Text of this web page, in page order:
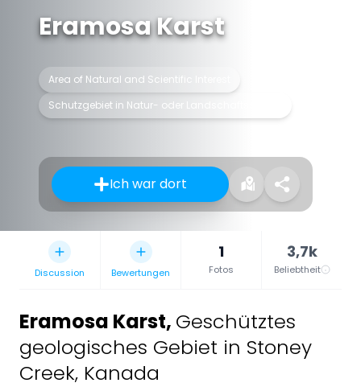
Eramosa Karst
Area of Natural and Scientific Interest
Schutzgebiet in Natur- oder Landschaftsschutz
Ich war dort
Discussion Bewertungen
1
Fotos
3,7k
Beliebtheit
Eramosa Karst, Geschütztes
geologisches Gebiet in Stoney
Creek, Kanada